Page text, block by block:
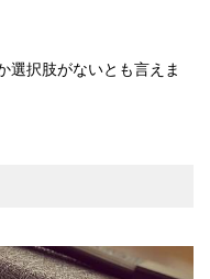
選択肢がないとも言えま